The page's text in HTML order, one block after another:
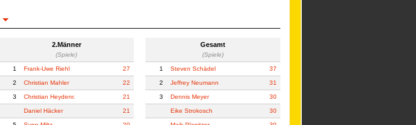
2.Männer
(Spiele)
1 Frank-Uwe Riehl 27
2 Christian Mahler 22
3 Christian Heydenr. 21
Daniel Häcker 21
Gesamt
(Spiele)
1 Steven Schädel 37
2 Jeffrey Neumann 31
3 Dennis Meyer 30
Eike Strokosch 30